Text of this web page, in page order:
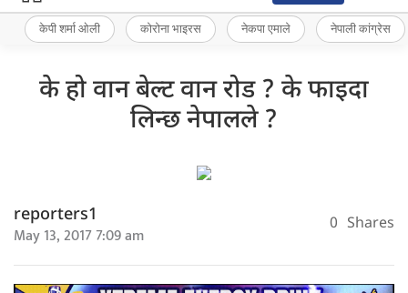
केपी शर्मा ओली कोरोना भाइरस नेकपा एमाले नेपाली कांग्रेस
के हो वान बेल्ट वान रोड ? के फाइदा
लिन्छ नेपालले ?
reporters1
May 13, 2017 7:09 am 0 Shares